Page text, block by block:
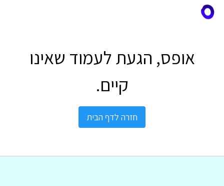
אופס, הגעת לעמוד שאינו
קיים.
חזרה לדף הבית